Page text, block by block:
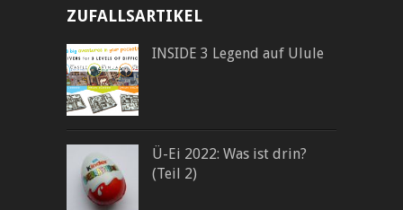
ZUFALLSARTIKEL
INSIDE 3 Legend auf Ulule
Ü-Ei 2022: Was ist drin?
(Teil 2)